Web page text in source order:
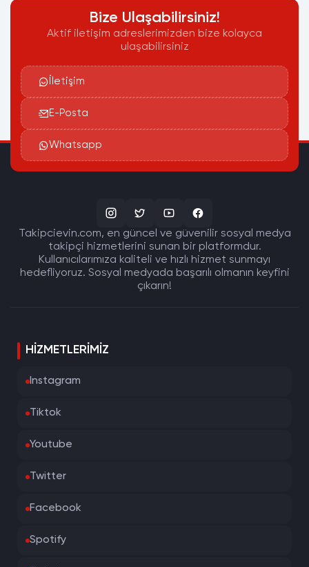
Bize Ulaşabilirsiniz!
Aktif iletişim adreslerimizden bize kolayca
ulaşabilirsiniz
İletişim
E-Posta
Whatsapp
Takipcievin.com, en güncel ve güvenilir sosyal medya
takipçi hizmetlerini sunan bir platformdur.
Kullanıcılarımıza kaliteli ve hızlı hizmet sunmayı
hedefliyoruz. Sosyal medyada başarılı olmanın keyfini
çıkarın!
HIZMETLERIMIZ
Instagram
Tiktok
Youtube
Twitter
Facebook
Spotify